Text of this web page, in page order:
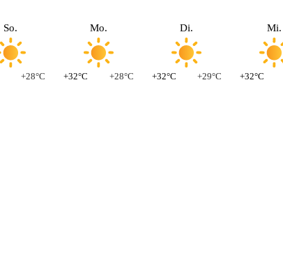
So.
+28°C
Mo.
+32°C +28°C
Di.
+32°C +29°C
Mi.
+32°C